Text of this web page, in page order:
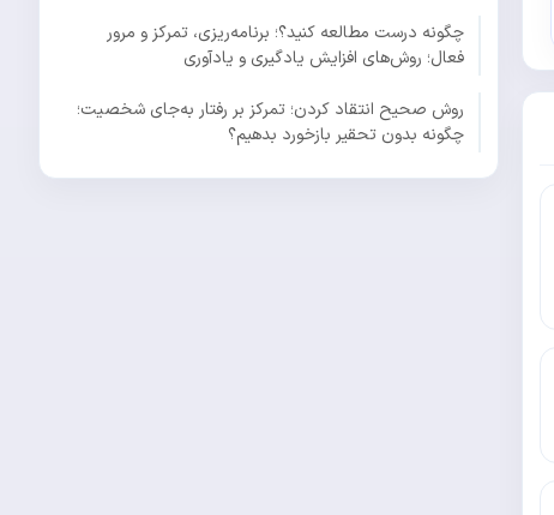
چگونه درست مطالعه کنید؟؛ برنامه‌ریزی، تمرکز و مرور
فعال؛ روش‌های افزایش یادگیری و یادآوری
روش صحیح انتقاد کردن؛ تمرکز بر رفتار به‌جای شخصیت؛
چگونه بدون تحقیر بازخورد بدهیم؟